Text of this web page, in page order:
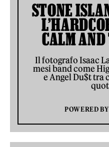
STONE
CALM AND
Il fotografo Isaac
mesi band come
e Angel Du$t tra
POWERED